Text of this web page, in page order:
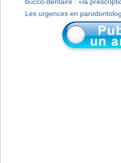
bucco-dentaire : «la
Les urgences en